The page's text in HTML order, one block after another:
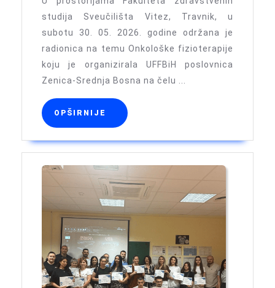
u
Travniku
studija Sveučilišta Vitez, Travnik, u
subotu 30. 05. 2026. godine održana je
radionica na temu Onkološke fizioterapije
koju je organizirala UFFBiH poslovnica
Zenica-Srednja Bosna na čelu ...
OPŠIRNIJE OPŠIRNIJE